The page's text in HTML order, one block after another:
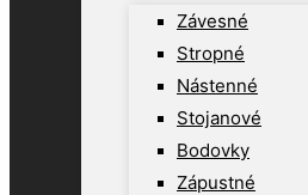
Závesné
Stropné
Nástenné
Stojanové
Bodovky
Zápustné